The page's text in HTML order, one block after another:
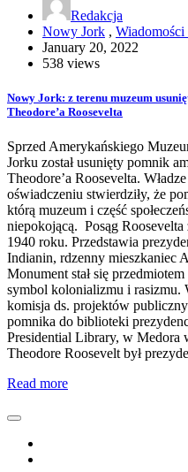
Redakcja
Nowy Jork ,
January 20, 2022
538 views
Nowy Jork: z terenu muzeum
Theodore’a Roosevelta
Sprzed Amerykańskiego
Jorku został usunięty pomnik
Theodore’a Roosevelta.
oświadczeniu stwierdziły, że
którą muzeum i część
niepokojącą. Posąg Roosevelta
1940 roku. Przedstawia
Indianin, rdzenny mieszkaniec
Monument stał się
symbol kolonializmu i
komisja ds. projektów
pomnika do biblioteki
Presidential Library, w Medora
Theodore Roosevelt był
Read more